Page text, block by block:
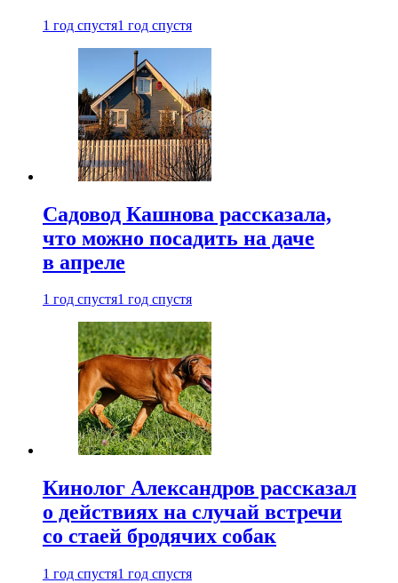
1 год спустя1 год спустя
Садовод Кашнова рассказала,
что можно посадить на даче
в апреле
1 год спустя1 год спустя
Кинолог Александров рассказал
о действиях на случай встречи
со стаей бродячих собак
1 год спустя1 год спустя